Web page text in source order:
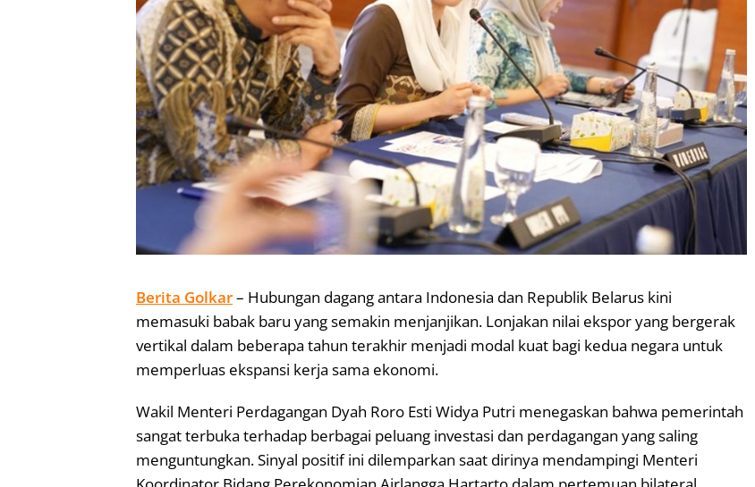
Berita Golkar– Hubungan dagang antara Indonesia dan Republik Belarus kini
memasuki babak baru yang semakin menjanjikan. Lonjakan nilai ekspor yang bergerak
vertikal dalam beberapa tahun terakhir menjadi modal kuat bagi kedua negara untuk
memperluas ekspansi kerja sama ekonomi.
Wakil Menteri Perdagangan Dyah Roro Esti Widya Putri menegaskan bahwa pemerintah
sangat terbuka terhadap berbagai peluang investasi dan perdagangan yang saling
menguntungkan. Sinyal positif ini dilemparkan saat dirinya mendampingi Menteri